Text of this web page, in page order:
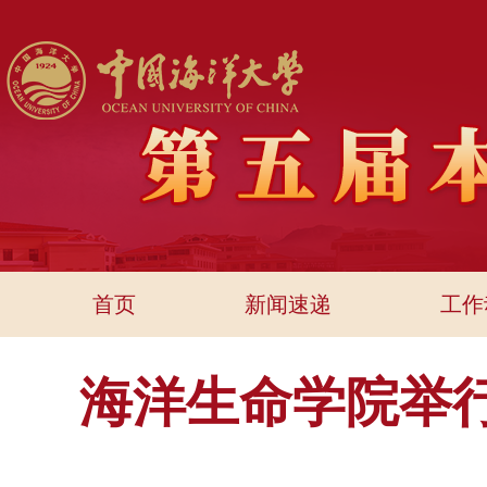
首页 新闻速递 工
海洋生命学院举